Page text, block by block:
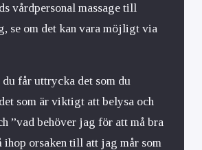
vårdpersonal massage till
se om det kan vara möjligt via
du får uttrycka det som du
som är viktigt att belysa och
”vad behöver jag för att må bra
orsaken till att jag mår som